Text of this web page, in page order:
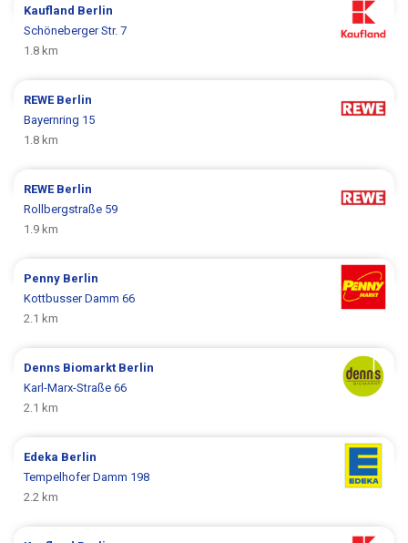
Kaufland Berlin
Schöneberger Str. 7
1.8 km
REWE Berlin
Bayernring 15
1.8 km
REWE Berlin
Rollbergstraße 59
1.9 km
Penny Berlin
Kottbusser Damm 66
2.1 km
Denns Biomarkt Berlin
Karl-Marx-Straße 66
2.1 km
Edeka Berlin
Tempelhofer Damm 198
2.2 km